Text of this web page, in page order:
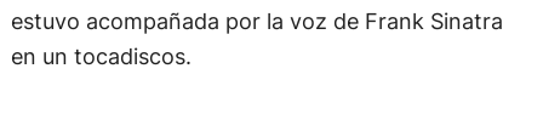
estuvo acompañada por la voz de Frank Sinatra
en un tocadiscos.